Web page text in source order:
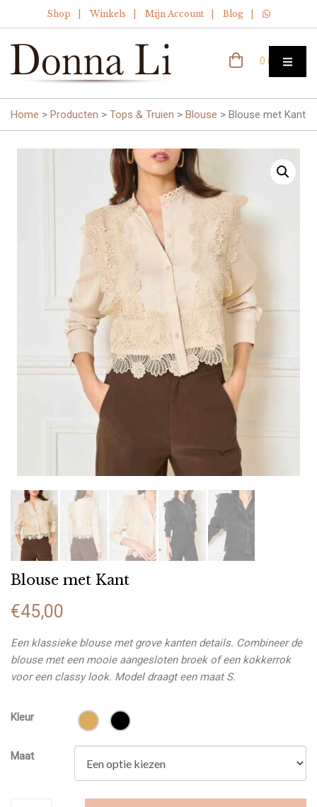
Shop Winkels Mijn Account Blog
0 items
Home > Producten > Tops & Truien > Blouse > Blouse met Kant
Blouse met Kant
€45,00
Een klassieke blouse met grove kanten details. Combineer de
blouse met een mooie aangesloten broek of een kokkerrok
voor een classy look. Model draagt een maat S.
Kleur
Maat